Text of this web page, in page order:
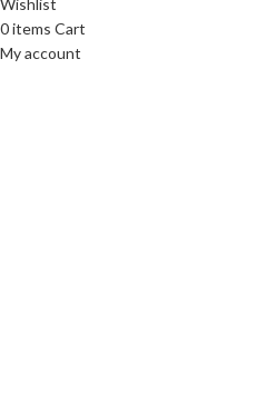
0items Cart
My account